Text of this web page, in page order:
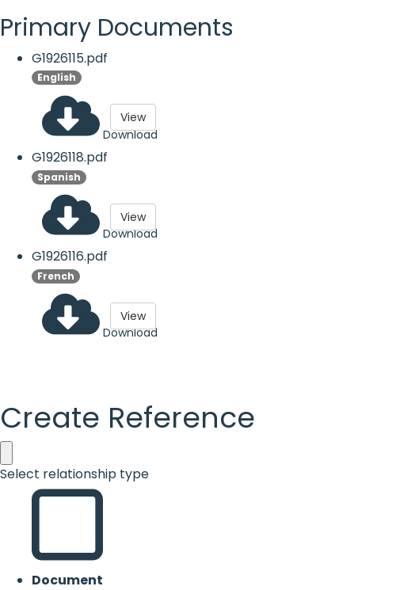
Primary Documents
G1926115.pdf
English
Download
View
G1926118.pdf
Spanish
Download
View
G1926116.pdf
French
Download
View
Create Reference
Select relationship type
Document